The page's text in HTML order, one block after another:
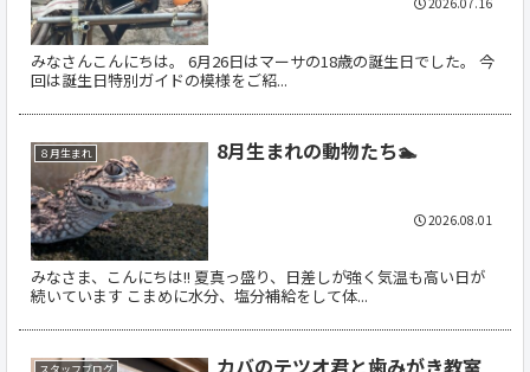
みなさんこんにちは。 6月26日はマーサの18歳の誕生日でした。 今
回は誕生日特別ガイドの模様をご紹...
８月生まれ 8月生まれの動物たち🏊
みなさま、こんにちは!! 夏真っ盛り、日差しが強く気温も高い日が
続いています こまめに水分、塩分補給をして体...
2026.08.01
カバのテツオ君と歯みがき教室